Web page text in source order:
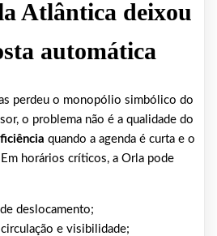
Atlântica deixou
automática
perdeu o monopólio simbólico do
o problema não é a qualidade do
quando a agenda é curta e o
horários críticos, a Orla pode
deslocamento;
e visibilidade;